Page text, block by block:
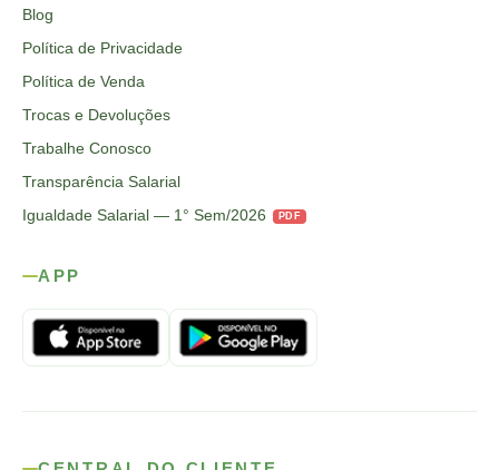
Blog
Política de Privacidade
Política de Venda
Trocas e Devoluções
Trabalhe Conosco
Transparência Salarial
Igualdade Salarial — 1° Sem/2026
PDF
APP